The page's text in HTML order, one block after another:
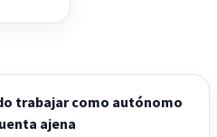
trabajar como autónomo
ajena